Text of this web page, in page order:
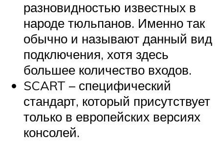
разновидностью известных в
народе тюльпанов. Именно так
обычно и называют данный вид
подключения, хотя здесь
большее количество входов.
SCART – специфический
стандарт, который присутствует
только в европейских версиях
консолей.